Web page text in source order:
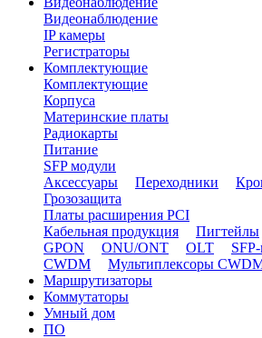
Видеонаблюдение
IP камеры
Регистраторы
Комплектующие
Комплектующие
Корпуса
Материнские платы
Радиокарты
Питание
SFP модули
Аксессуары
Переходники
Грозозащита
Платы расширения PCI
Кабельная продукция
Пигтейлы
GPON
ONU/ONT OLT
CWDM
Мультиплексоры
Маршрутизаторы
Коммутаторы
Умный дом
ПО